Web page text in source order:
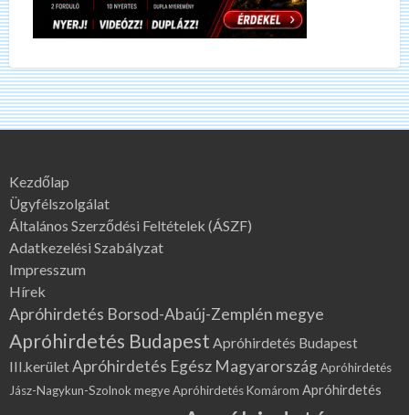
Kezdőlap
Ügyfélszolgálat
Általános Szerződési Feltételek (ÁSZF)
Adatkezelési Szabályzat
Impresszum
Hírek
Apróhirdetés Borsod-Abaúj-Zemplén megye
Apróhirdetés Budapest Apróhirdetés Budapest
III.kerületApróhirdetés Egész MagyarországApróhirdetés
Jász-Nagykun-Szolnok megyeApróhirdetés Komárom Apróhirdetés